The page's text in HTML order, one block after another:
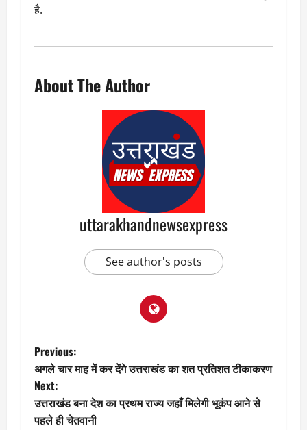
है.
About The Author
uttarakhandnewsexpress
See author's posts
P
o
s
Previous:
अगले चार माह में कर देंगे उत्तराखंड का शत प्रतिशत टीकाकरण
Next:
उत्तराखंड बना देश का प्रथम राज्य जहाँ मिलेगी भूकंप आने से
पहले ही चेतवानी